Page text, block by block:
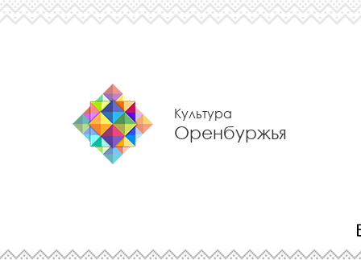
Культура
Оренбуржья